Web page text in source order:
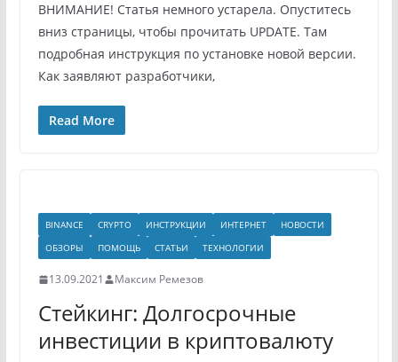
ВНИМАНИЕ! Статья немного устарела. Опуститесь
вниз страницы, чтобы прочитать UPDATE. Там
подробная инструкция по установке новой версии.
Как заявляют разработчики,
Read More
BINANCE CRYPTO ИНСТРУКЦИИ ИНТЕРНЕТ
НОВОСТИ
ОБЗОРЫ
ПОМОЩЬ СТАТЬИ ТЕХНОЛОГИИ
13.09.2021 Максим Ремезов
Стейкинг: Долгосрочные
инвестиции в криптовалюту